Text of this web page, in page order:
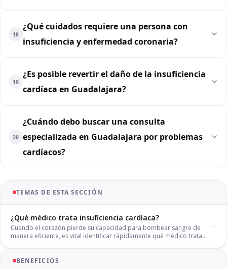
18
¿Qué cuidados requiere una persona con
insuficiencia y enfermedad coronaria?
19
¿Es posible revertir el daño de la insuficiencia
cardíaca en Guadalajara?
20
¿Cuándo debo buscar una consulta
especializada en Guadalajara por problemas
cardíacos?
TEMAS DE ESTA SECCIÓN
¿Qué médico trata insuficiencia cardíaca?
Cuando el corazón pierde su capacidad para bombear sangre de
manera eficiente, es vital identificar rápidamente qué médico trata
mejorar la calidad de vida y evitar hospitalizaciones recurrentes. En
BENEFICIOS